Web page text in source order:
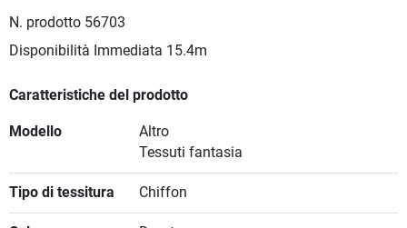
N. prodotto 56703
Disponibilità Immediata 15.4m
Caratteristiche del prodotto
Modello
Altro
Tessuti fantasia
Tipo di tessitura Chiffon